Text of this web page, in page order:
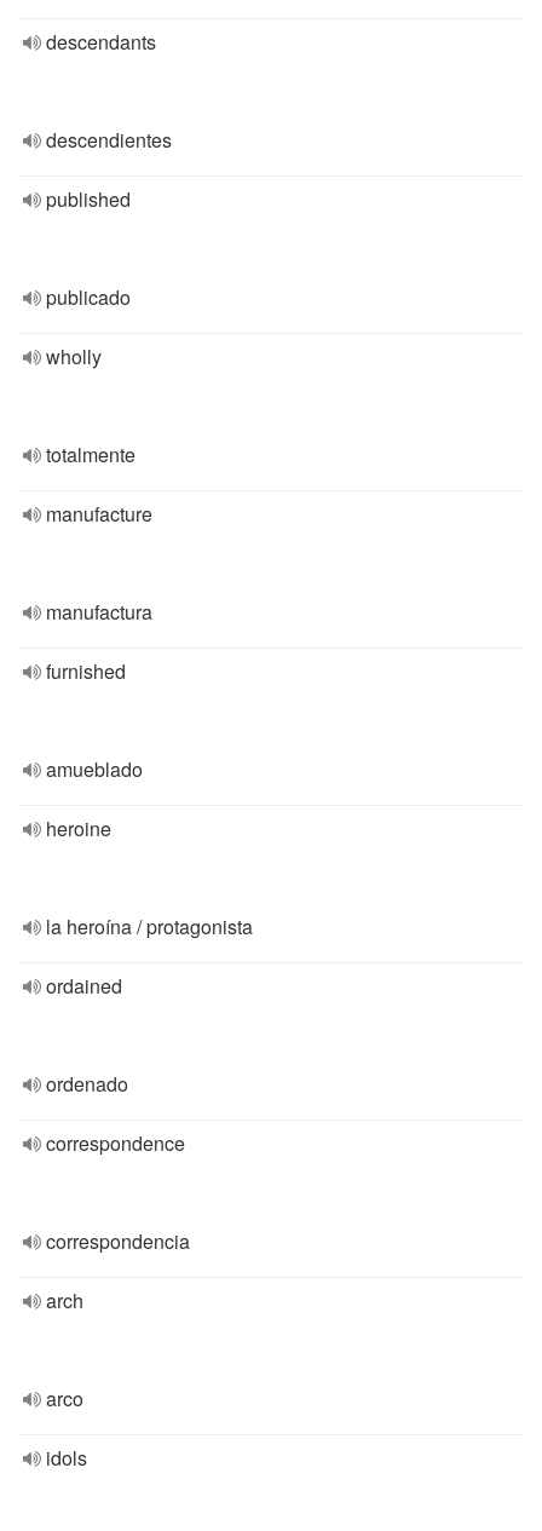
descendants
descendientes
published
publicado
wholly
totalmente
manufacture
manufactura
furnished
amueblado
heroine
la heroína / protagonista
ordained
ordenado
correspondence
correspondencia
arch
arco
idols